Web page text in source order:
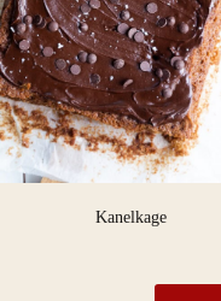
Kanelkage